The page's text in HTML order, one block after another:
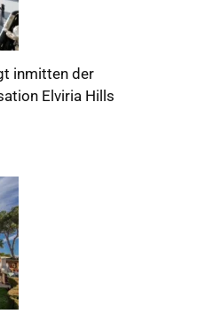
inmitten der
Elviria Hills